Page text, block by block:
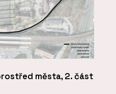
města, 2. část